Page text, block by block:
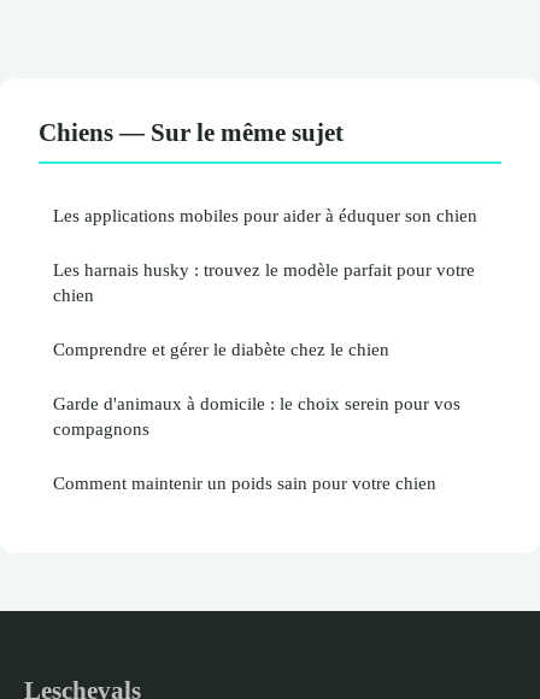
Chiens — Sur le même sujet
Les applications mobiles pour aider à éduquer son chien
Les harnais husky : trouvez le modèle parfait pour votre
chien
Comprendre et gérer le diabète chez le chien
Garde d'animaux à domicile : le choix serein pour vos
compagnons
Comment maintenir un poids sain pour votre chien
Leschevals